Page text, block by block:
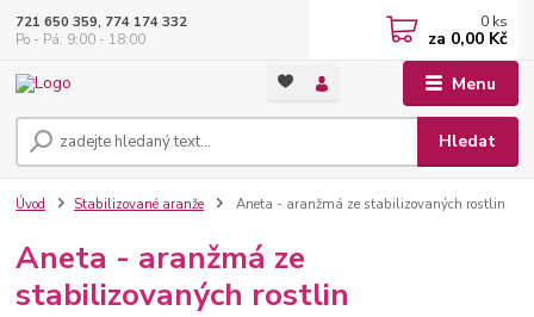
Menu
Hledat
721 650 359, 774 174 332
Po - Pá: 9:00 - 18:00
0 ks
za 0,00 Kč
Úvod Stabilizované aranže Aneta - aranžmá ze stabilizovaných rostlin
Aneta - aranžmá ze
stabilizovaných rostlin